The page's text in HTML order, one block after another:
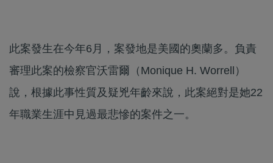
此案發生在今年6月，案發地是美國的奧蘭多。負責
審理此案的檢察官沃雷爾（Monique H. Worrell）
說，根據此事性質及疑兇年齡來說，此案絕對是她22
年職業生涯中見過最悲慘的案件之一。